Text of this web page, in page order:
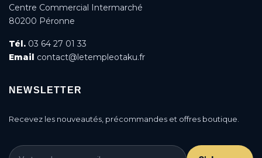
Centre Commercial Intermarché
80200 Péronne
Tél. 03 64 27 01 33
Email contact@letempleotaku.fr
NEWSLETTER
Recevez les nouveautés, précommandes et offres boutique.